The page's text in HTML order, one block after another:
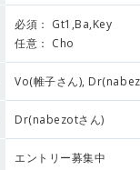
必須： Gt1,Ba,Key
任意： Cho
Vo(帷子さん),
Dr(nabezotさん)
エントリー募集中